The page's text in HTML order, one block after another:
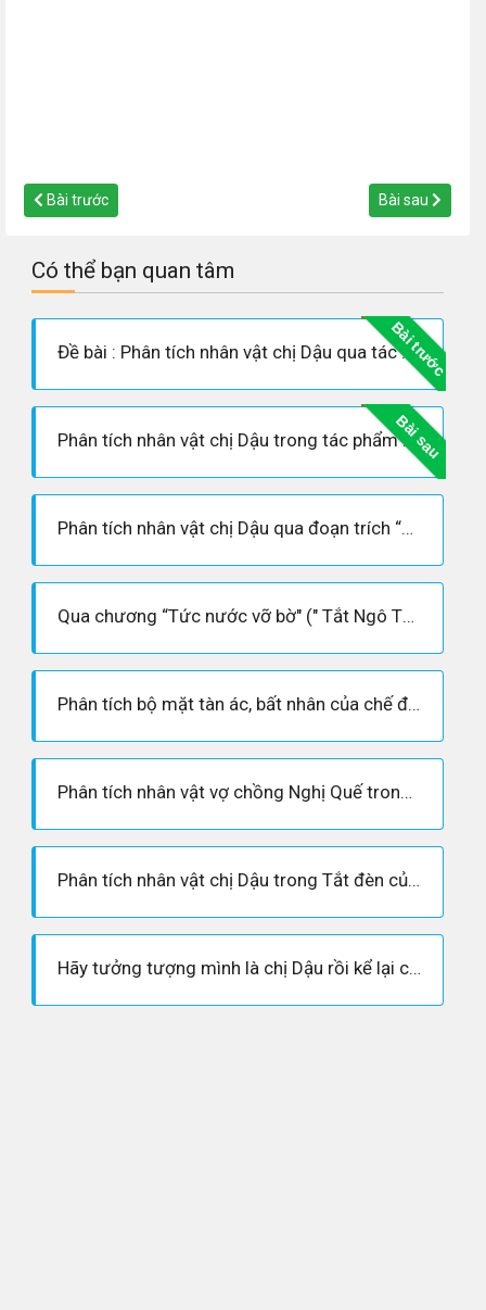
Bài trước Bài sau
Có thể bạn quan tâm
Bài trước
Đề bài : Phân tích nhân vật chị Dậu qua tác phẩm "Tắt đèn" của Ngô Tất Tố
Bài sau
Phân tích nhân vật chị Dậu trong tác phẩm Tắt đèn của Ngô Tất Tố
Phân tích nhân vật chị Dậu qua đoạn trích “Tức nước…” trích “Tắt đèn " Ngô Tất Tố
Qua chương “Tức nước vỡ bờ" (" Tắt Ngô Tất Tố) phân tích diễn biến tâm lí của chị Dậu
Phân tích bộ mặt tàn ác, bất nhân của chế độ thực dân, phong kiến
Phân tích nhân vật vợ chồng Nghị Quế trong tác phẩm "Tắt đèn”
Phân tích nhân vật chị Dậu trong Tắt đèn của Ngô Tất Tố
Hãy tưởng tượng mình là chị Dậu rồi kể lại chuyện chị Dậu đánh tên cai lệ